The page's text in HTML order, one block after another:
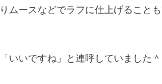
ムースなどでラフに仕上げること
いいですね」と連呼していました